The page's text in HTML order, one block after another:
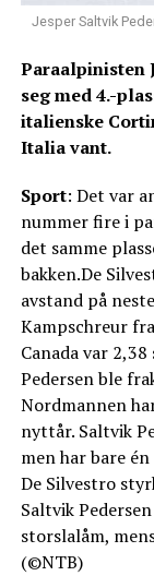
Jesper Saltvik
Paraalpinisten
seg med 4.-
italienske
Italia vant.
Sport: Det var
nummer fire i
det samme
bakken.De
avstand på
Kampschreur
Canada var
Pedersen ble
Nordmannen
nyttår. Saltvik
men har bare
De Silvestro
Saltvik
storslalåm,
(©NTB)